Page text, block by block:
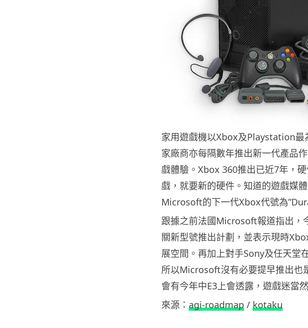
家用遊戲機以Xbox及Playstation最
家廠商亦每隔數年推出新一代產品
戲體驗。Xbox 360推出已近7年，
戲，就要新的硬件。知道的遊戲媒
Microsoft的下一代Xbox代號為
跟據之前法國Microsoft報道指出，
關新型號推出計劃，並表示現時
展空間。再加上對手Sony及任天堂
所以Microsoft沒有必要提早推出也
會有今年中E3上會透露，遊戲迷當
來源： agi-roadmap / kotaku